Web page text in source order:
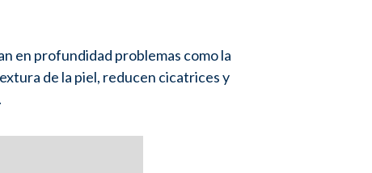
en profundidad problemas como la
de la piel, reducen cicatrices y